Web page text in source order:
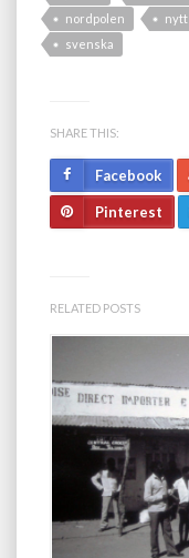
nordpolen
nytt
svenska
SHARE THIS:
Facebook
Pinterest
RELATED POSTS